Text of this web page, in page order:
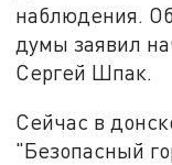
наблюдения.
думы заявил
Сергей Шпак.
Сейчас в
"Безопасный